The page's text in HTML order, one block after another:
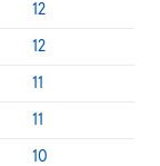
12
12
11
11
10